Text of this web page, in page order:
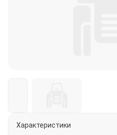
Характеристики